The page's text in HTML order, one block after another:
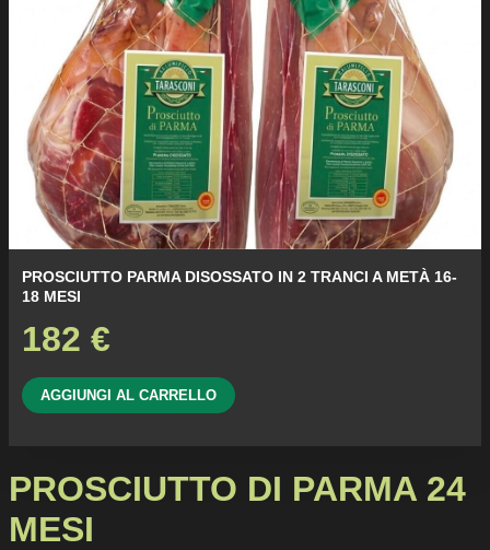
PROSCIUTTO PARMA DISOSSATO IN 2 TRANCI A METÀ 16-
18 MESI
182 €
AGGIUNGI AL CARRELLO
PROSCIUTTO DI PARMA 24
MESI